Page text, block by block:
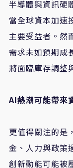
半導體與資訊硬
當全球資本加速
主要受益者。然
需求未如預期成
將面臨庫存調整
AI熱潮可能帶來
更值得關注的是
金、人力與政策
創新動能可能被